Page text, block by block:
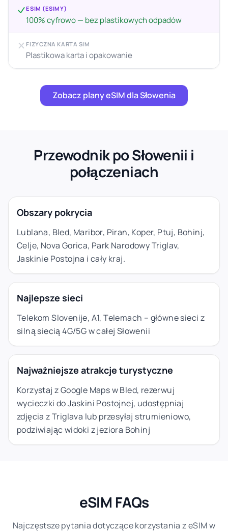
ESIM (ESIMY)
100% cyfrowo — bez plastikowych odpadów
FIZYCZNA KARTA SIM
Plastikowa karta i opakowanie
Zobacz plany eSIM dla Słowenia
Przewodnik po Słowenii i
połączeniach
Obszary pokrycia
Lublana, Bled, Maribor, Piran, Koper, Ptuj, Bohinj,
Celje, Nova Gorica, Park Narodowy Triglav,
Jaskinie Postojna i cały kraj.
Najlepsze sieci
Telekom Slovenije, A1, Telemach – główne sieci z
silną siecią 4G/5G w całej Słowenii
Najważniejsze atrakcje turystyczne
Korzystaj z Google Maps w Bled, rezerwuj
wycieczki do Jaskini Postojnej, udostępniaj
zdjęcia z Triglava lub przesyłaj strumieniowo,
podziwiając widoki z jeziora Bohinj
eSIM FAQs
Najczęstsze pytania dotyczące korzystania z eSIM w